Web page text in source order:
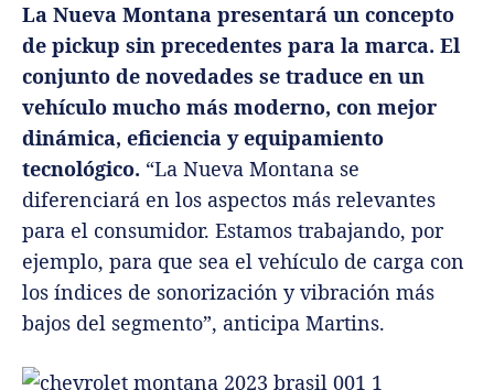
La Nueva Montana presentará un concepto
de pickup sin precedentes para la marca. El
conjunto de novedades se traduce en un
vehículo mucho más moderno, con mejor
dinámica, eficiencia y equipamiento
tecnológico. “La Nueva Montana se
diferenciará en los aspectos más relevantes
para el consumidor. Estamos trabajando, por
ejemplo, para que sea el vehículo de carga con
los índices de sonorización y vibración más
bajos del segmento”, anticipa Martins.